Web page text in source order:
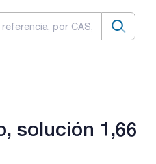
solución 1,66